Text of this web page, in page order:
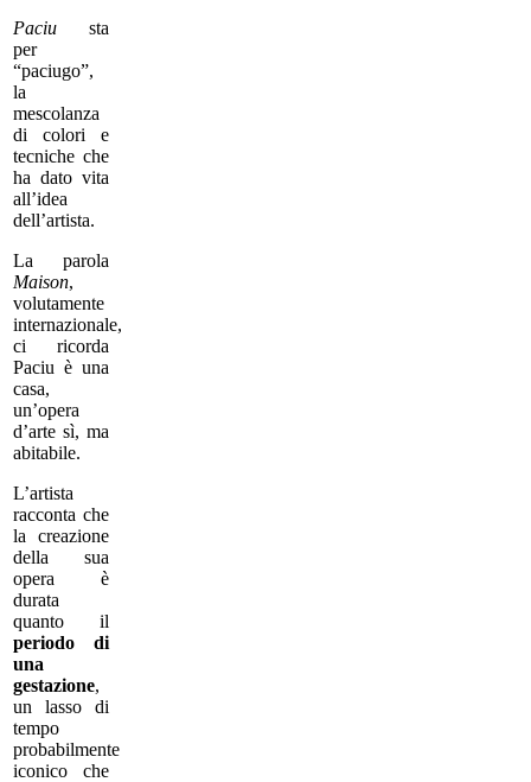
Paciu sta
per
“paciugo”,
la
mescolanza
di colori e
tecniche che
ha dato vita
all’idea
dell’artista.
La parola
Maison,
volutamente
internazionale,
ci ricorda
Paciu è una
casa,
un’opera
d’arte sì, ma
abitabile.
L’artista
racconta che
la creazione
della sua
opera è
durata
quanto il
periodo di
una
gestazione,
un lasso di
tempo
probabilmente
iconico che